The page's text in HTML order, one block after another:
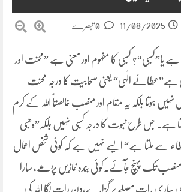
11/08/2025
یا”کسبی“؟ کسبی کا مفہوم اور معنی ہے ”محنت اور
ہے”عَطائے الٰہٖی“ یعنی صحابیت کا درجہ محنت
ہوتا بلکہ یہ مقام اور منصب خالصتاً اللہ کے کرم
ہے۔ جس طرح نبوت کا درجہ کسبی نہیں بلکہ”وھبی
عطاء سے ملتا ہے“ ایسے نہیں ہے کہ کوئی شخص اعمال
تک پہنچ جآئے۔کوئی بندہ نمازیں پڑھے، سارا
رات مصلے پر گزارے،دن رات لگا اللہ کی